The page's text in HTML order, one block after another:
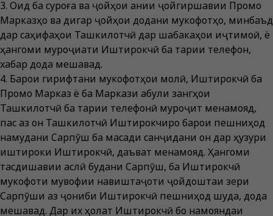
3. Оид ба суроға ва ҷойҳои аниқи ҷойгиршавии Промо
Марказҳо ва дигар ҷойҳои додани мукофотҳо, минбаъд
дар саҳифаҳои Ташкилотчӣ дар шабакаҳои иҷтимоӣ, ё
ҳангоми муроҷиати Иштирокчӣ ба тариқи телефон,
хабар дода мешавад.
4. Барои гирифтани мукофотҳои молӣ, Иштирокчӣ ба
Промо Марказ ё ба Маркази қабули зангҳои
Ташкилотчӣ ба тариқи телефонӣ муроҷит менамояд,
пас аз он Ташкилотчӣ Иштирокчиро барои пешниҳод
намудани Сарпӯш ба мақсади санҷидани он дар ҳузури
иштироки Иштирокчӣ, даъват менамояд. Ҳангоми
тасдиқшавии аслӣ будани Сарпӯш, ба Иштирокчӣ
мукофоти мувофиқи навиштаҷоти ҷойдоштаи зери
Сарпӯши аз ҷониби Иштирокчӣ пешниҳод шуда, дода
мешавад. Дар их ҳолат Иштирокчӣ бо намояндаи